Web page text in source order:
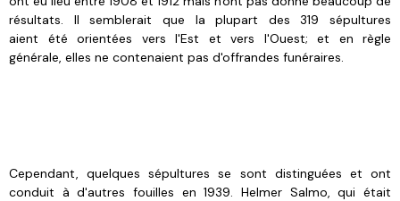
résultats. Il semblerait que la plupart des 319 sépultures
aient été orientées vers l'Est et vers l'Ouest; et en règle
générale, elles ne contenaient pas d'offrandes funéraires
Cependant, quelques sépultures se sont distinguées et ont
conduit à d'autres fouilles en 1939. Helmer Salmo, qui était